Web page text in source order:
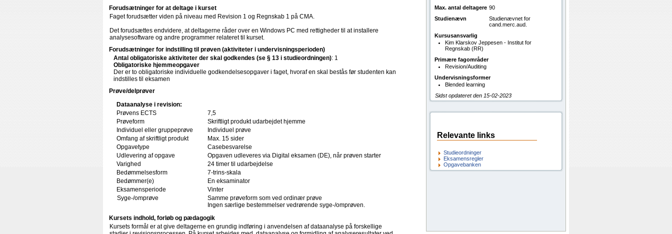
Forudsætninger for at deltage i kurset
Faget forudsætter viden på niveau med Revision 1 og Regnskab 1 på CMA.
Det forudsættes endvidere, at deltagerne råder over en Windows PC med rettigheder til at installere
analysesoftware og andre programmer relateret til kurset.
Forudsætninger for indstilling til prøven (aktiviteter i undervisningsperioden)
Antal obligatoriske aktiviteter der skal godkendes (se § 13 i studieordningen): 1
Obligatoriske hjemmeopgaver
Der er to obligatoriske individuelle godkendelsesopgaver i faget, hvoraf en skal bestås før studenten kan
indstilles til eksamen
Prøve/delprøver
Dataanalyse i revision:
Prøvens ECTS
7,5
Prøveform
Skriftligt produkt udarbejdet hjemme
Individuel eller gruppeprøve
Individuel prøve
Omfang af skriftligt produkt
Max. 15 sider
Opgavetype
Casebesvarelse
Udlevering af opgave
Opgaven udleveres via Digital eksamen (DE), når prøven starter
Varighed
24 timer til udarbejdelse
Bedømmelsesform
7-trins-skala
Bedømmer(e)
En eksaminator
Eksamensperiode
Vinter
Syge-/omprøve
Samme prøveform som ved ordinær prøve
Ingen særlige bestemmelser vedrørende syge-/omprøven.
Kursets indhold, forløb og pædagogik
Kursets formål er at give deltagerne en grundig indføring i anvendelsen af dataanalyse på forskellige
Max. antal deltagere 90
Studienævn
Studienævnet for
cand.merc.aud.
Kursusansvarlig
Kim Klarskov Jeppesen - Institut for
Regnskab (RR)
Primære fagområder
Revision/Auditing
Undervisningsformer
Blended learning
Sidst opdateret den 15-02-2023
Relevante links
Studieordninger
Eksamensregler
Opgavebanken